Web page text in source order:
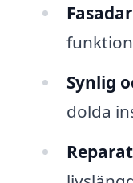
Synlig
dolda